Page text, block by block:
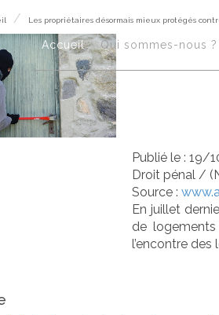
Accueil Qui sommes-nous ?
Les propriétaires désormais mieux protégés
Publié le : 19/
Droit pénal /
Source :
En juillet
de
l’encontre